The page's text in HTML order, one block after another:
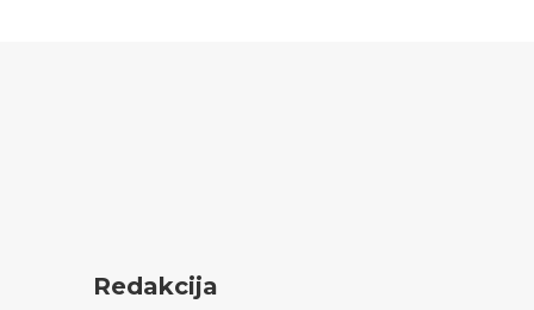
Redakcija